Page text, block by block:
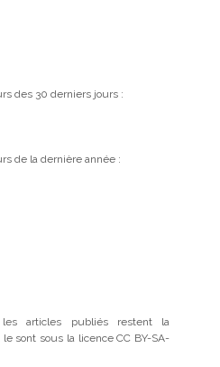
des 30 derniers jours :
de la dernière année :
les articles publiés restent la
sont sous la licence CC BY-SA-